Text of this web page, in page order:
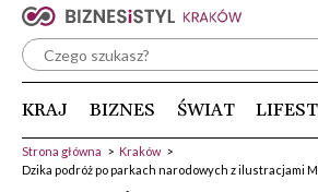
KRAJ BIZNES ŚWIAT
Strona główna > Kraków >
Dzika podróż po parkach narodowych z ilustracjami